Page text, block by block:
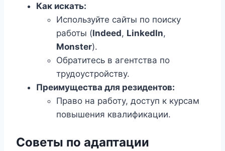
Как искать:
Используйте сайты по поиску
работы (Indeed, LinkedIn,
Monster).
Обратитесь в агентства по
трудоустройству.
Преимущества для резидентов:
Право на работу, доступ к курсам
повышения квалификации.
Советы по адаптации